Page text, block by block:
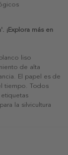
¡Explora más en
liso
de alta
El papel es de
tiempo. Todos
la silvicultura